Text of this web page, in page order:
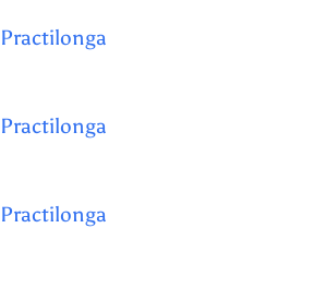
Practilonga
Practilonga
Practilonga